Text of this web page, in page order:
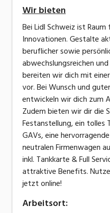
Wir bieten
Bei Lidl Schweiz ist
Innovationen. Gestalte
beruflicher sowie
abwechslungsreichen
bereiten wir dich mit
vor. Bei Wunsch und
entwickeln wir dich zum
Zudem bieten wir dir die
Festanstellung, ein tolles
GAVs, eine
neutralen Firmenwagen
inkl. Tankkarte & Full
attraktive Benefits.
jetzt online!
Arbeitsort: